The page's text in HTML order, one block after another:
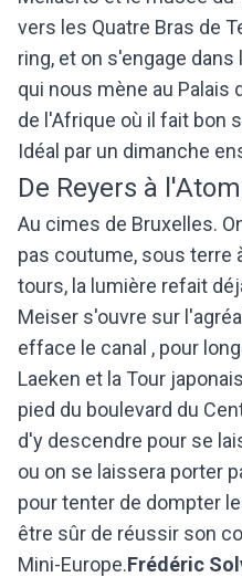
vers les Quatre Bras de
ring, et on s'engage
qui nous mène au Palais
de l'Afrique où il fait bon
Idéal par un dimanche
De Reyers à
Au cimes de Bruxelles.
pas coutume, sous terre
tours, la lumière refait
Meiser s'ouvre sur
efface le canal , pour
Laeken et la Tour
pied du boulevard du
d'y descendre pour se
ou on se laissera porter
pour tenter de dompter
être sûr de réussir son
Mini-Europe.Frédéric